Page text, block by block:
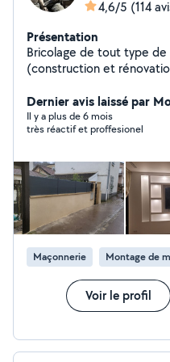
4,6/5 (114
Présentation
Bricolage de tout type de
(construction et
placard, paroi de douche,
rénovation de salle de
rénovation de parquet,
Dernier avis laissé par
Il y a plus de 6 mois
très réactif et proffesionel
Maçonnerie Montage de
Voir le profil